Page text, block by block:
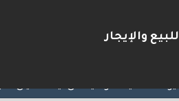
للبيع والإيجار